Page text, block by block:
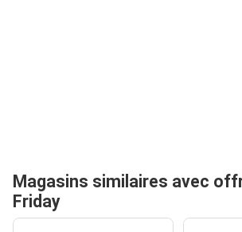
Magasins similaires avec
Friday